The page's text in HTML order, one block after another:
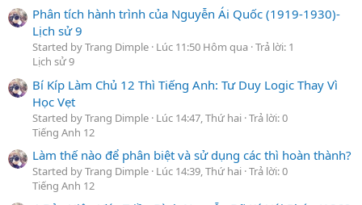
Phân tích hành trình của Nguyễn Ái Quốc (1919-1930)-
Lịch sử 9
Started by Trang Dimple Lúc 11:50 Hôm qua Trả lời: 1
Lịch sử 9
Bí Kíp Làm Chủ 12 Thì Tiếng Anh: Tư Duy Logic Thay Vì
Học Vẹt
Started by Trang Dimple Lúc 14:47, Thứ hai Trả lời: 0
Tiếng Anh 12
Làm thế nào để phân biệt và sử dụng các thì hoàn thành?
Started by Trang Dimple Lúc 14:39, Thứ hai Trả lời: 0
Tiếng Anh 12